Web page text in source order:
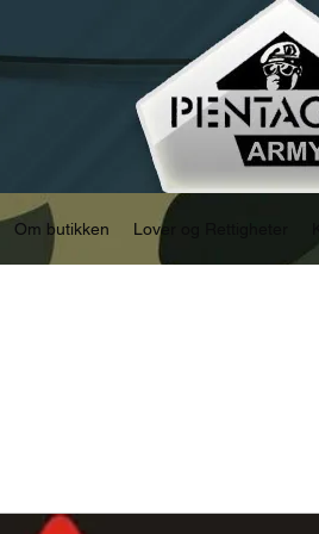
Om butikken Lover og Rettigheter